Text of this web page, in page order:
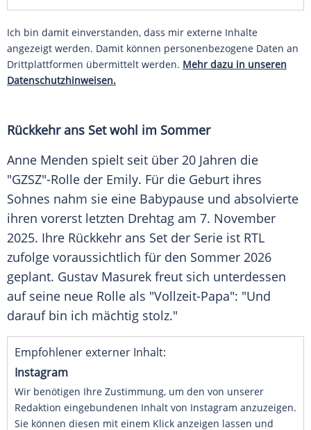
Ich bin damit einverstanden, dass mir externe Inhalte
angezeigt werden. Damit können personenbezogene Daten an
Drittplattformen übermittelt werden. Mehr dazu in unseren
Datenschutzhinweisen.
Rückkehr ans Set wohl im Sommer
Anne Menden spielt seit über 20 Jahren die
"GZSZ"-Rolle der Emily. Für die Geburt ihres
Sohnes nahm sie eine Babypause und absolvierte
ihren vorerst letzten Drehtag am 7. November
2025. Ihre Rückkehr ans Set der Serie ist RTL
zufolge voraussichtlich für den Sommer 2026
geplant. Gustav Masurek freut sich unterdessen
auf seine neue Rolle als "Vollzeit-Papa": "Und
darauf bin ich mächtig stolz."
Empfohlener externer Inhalt:
Instagram
Wir benötigen Ihre Zustimmung, um den von unserer
Redaktion eingebundenen Inhalt von Instagram anzuzeigen.
Sie können diesen mit einem Klick anzeigen lassen und